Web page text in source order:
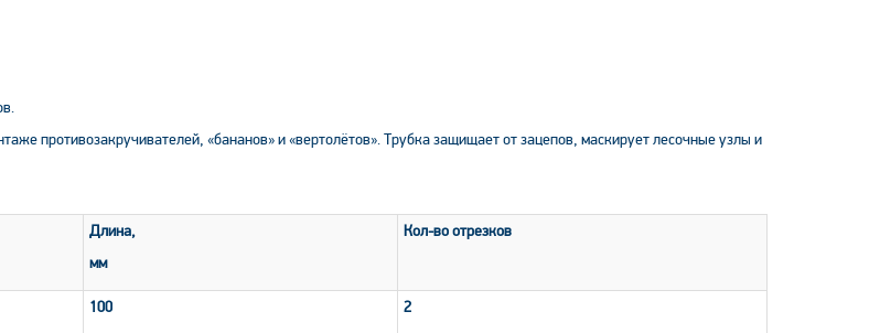
противозакручивателей, «бананов» и «вертолётов». Трубка защищает от зацепов, маскирует лесочные узлы и
Длина,
мм
Кол-во отрезков
100 2